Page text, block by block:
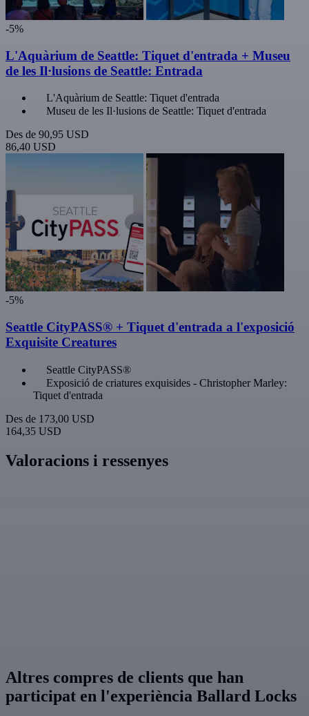
-5%
L'Aquàrium de Seattle: Tiquet d'entrada + Museu
de les Il·lusions de Seattle: Entrada
L'Aquàrium de Seattle: Tiquet d'entrada
Museu de les Il·lusions de Seattle: Tiquet d'entrada
Des de 90,95 USD
86,40 USD
-5%
Seattle CityPASS® + Tiquet d'entrada a l'exposició
Exquisite Creatures
Seattle CityPASS®
Exposició de criatures exquisides - Christopher Marley:
Tiquet d'entrada
Des de 173,00 USD
164,35 USD
Valoracions i ressenyes
Altres compres de clients que han
participat en l'experiència Ballard Locks